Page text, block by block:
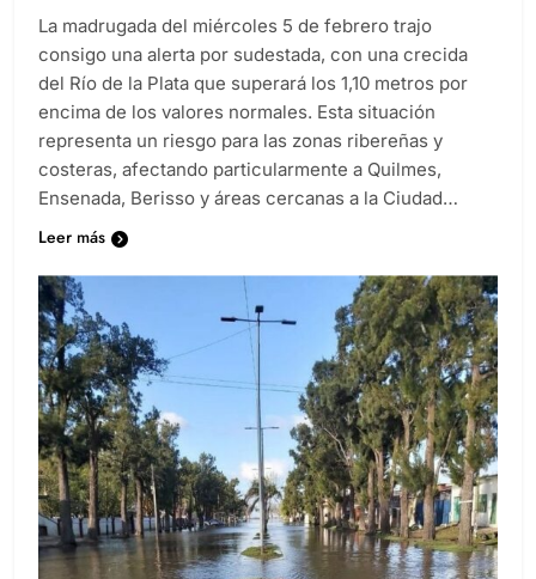
La madrugada del miércoles 5 de febrero trajo
consigo una alerta por sudestada, con una crecida
del Río de la Plata que superará los 1,10 metros por
encima de los valores normales. Esta situación
representa un riesgo para las zonas ribereñas y
costeras, afectando particularmente a Quilmes,
Ensenada, Berisso y áreas cercanas a la Ciudad…
Leer más